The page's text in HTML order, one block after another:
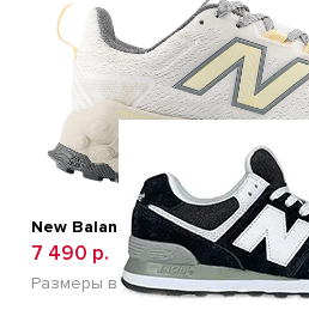
New Balance Fresh Foam X
7 490 р.
13 400 р.
Размеры в наличии:36 37 38 39